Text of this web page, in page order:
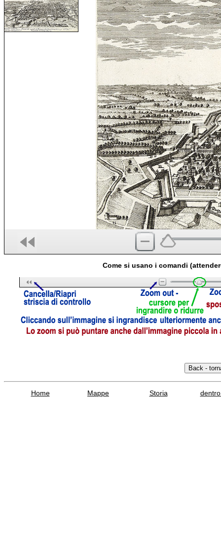
Come si usano i comandi
Home Mappe Storia